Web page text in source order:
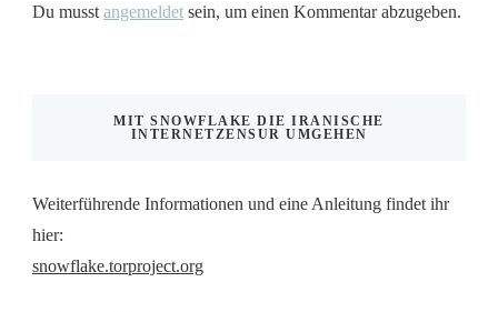
Du musst angemeldet sein, um einen Kommentar abzugeben.
MIT SNOWFLAKE DIE IRANISCHE
INTERNETZENSUR UMGEHEN
Weiterführende Informationen und eine Anleitung findet ihr
hier:
snowflake.torproject.org